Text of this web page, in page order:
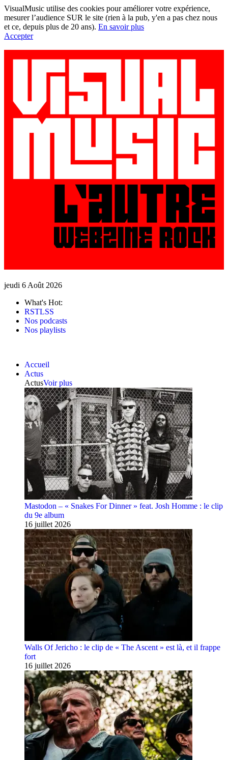
VisualMusic utilise des cookies pour améliorer votre expérience,
mesurer l’audience SUR le site (rien à la pub, y'en a pas chez nous
et ce, depuis plus de 20 ans). En savoir plus
Accepter
jeudi 6 Août 2026
What's Hot:
RSTLSS
Nos podcasts
Nos playlists
Accueil
Actus
ActusVoir plus
Mastodon – « Snakes For Dinner » feat. Josh Homme : le clip
du 9e album
16 juillet 2026
Walls Of Jericho : le clip de « The Ascent » est là, et il frappe
fort
16 juillet 2026